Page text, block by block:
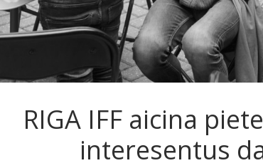
RIGA IFF aicina
interesentus